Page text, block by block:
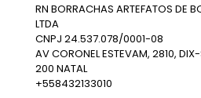
RN BORRACHAS ARTEFATOS DE
LTDA
CNPJ 24.537.078/0001-08
AV CORONEL ESTEVAM, 2810,
200 NATAL
+558432133010